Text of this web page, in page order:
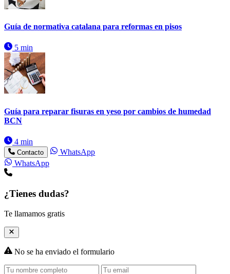
Guía de normativa catalana para reformas en pisos
5 min
Guía para reparar fisuras en yeso por cambios de humedad
BCN
4 min
Contacto
WhatsApp
WhatsApp
¿Tienes dudas?
Te llamamos gratis
No se ha enviado el formulario